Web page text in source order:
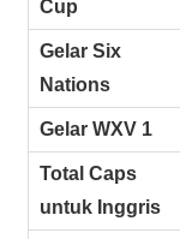
Cup
Gelar Six
Nations
Gelar WXV 1
Total Caps
untuk Inggris